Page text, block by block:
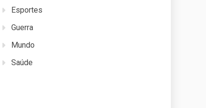
Esportes
Guerra
Mundo
Saúde